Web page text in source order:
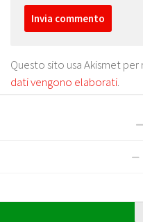
Questo sito usa Akismet per
dati vengono elaborati.